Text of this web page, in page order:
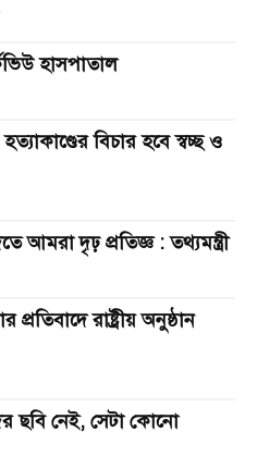
হাসপাতাল
বিচার হবে স্বচ্ছ ও
আমরা দৃঢ় প্রতিজ্ঞ : তথ্যমন্ত্রী
রাষ্ট্রীয় অনুষ্ঠান
ছবি নেই, সেটা কোনো